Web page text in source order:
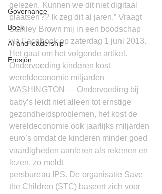
Governance
Boek
AI and leadership
Erosion
gelezen. Kunnen we dit niet digitaal
plaatsen?? Ik zeg dit al jaren.” Vraagt
Stanley Brown mij in een boodschap
via Facebook op zaterdag 1 juni 2013.
Het gaat om het volgende artikel.
Ondervoeding kinderen kost
wereldeconomie miljarden
WASHINGTON — Ondervoeding bij
baby’s leidt niet alleen tot ernstige
gezondheidsproblemen, het kost de
wereldeconomie ook jaarlijks miljarden
euro’s omdat de kinderen minder goed
vaardigheden aanleren als rekenen en
lezen, zo meldt
persbureau IPS. De organisatie Save
the Children (STC) baseert zich voor